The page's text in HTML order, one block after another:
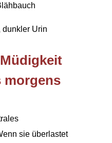
dunkler Urin
morgens
sie überlastet